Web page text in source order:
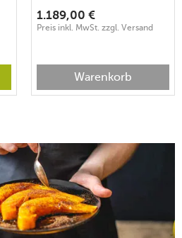
1.189,00 €
Preis inkl. MwSt. zzgl. Versand
Warenkorb